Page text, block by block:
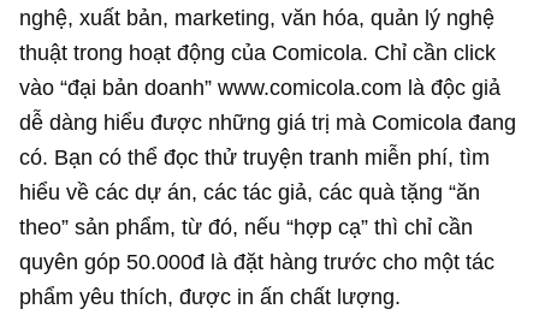
nghệ, xuất bản, marketing, văn hóa, quản lý nghệ
thuật trong hoạt động của Comicola. Chỉ cần click
vào “đại bản doanh” www.comicola.com là độc giả
dễ dàng hiểu được những giá trị mà Comicola đang
có. Bạn có thể đọc thử truyện tranh miễn phí, tìm
hiểu về các dự án, các tác giả, các quà tặng “ăn
theo” sản phẩm, từ đó, nếu “hợp cạ” thì chỉ cần
quyên góp 50.000đ là đặt hàng trước cho một tác
phẩm yêu thích, được in ấn chất lượng.